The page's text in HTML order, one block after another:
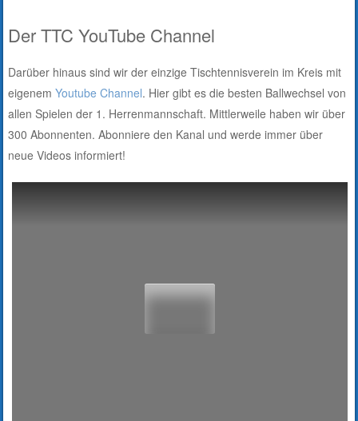
Der TTC YouTube Channel
Darüber hinaus sind wir der einzige Tischtennisverein im Kreis mit
eigenemYoutube Channel. Hier gibt es die besten Ballwechsel von
allen Spielen der 1. Herrenmannschaft. Mittlerweile haben wir über
300 Abonnenten. Abonniere den Kanal und werde immer über
neue Videos informiert!